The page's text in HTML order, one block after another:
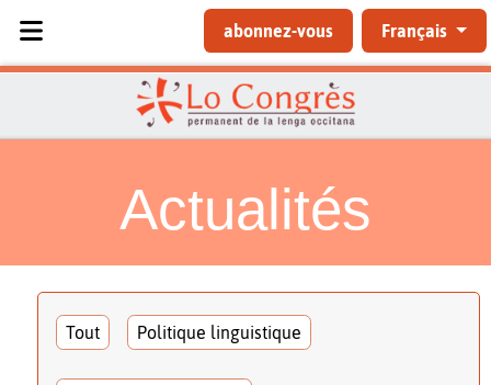
abonnez-vous Français
Actualités
Tout Politique linguistique